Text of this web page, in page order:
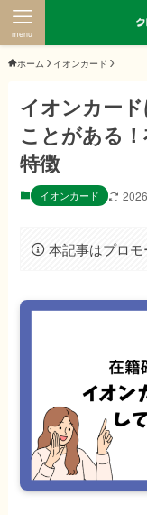
menu
ホーム イオンカード
イオンカー
ことがある
特徴
イオンカード
本記事はプロ